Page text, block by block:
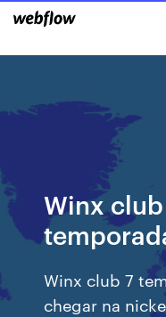
Winx
Winx club 7
chegar na